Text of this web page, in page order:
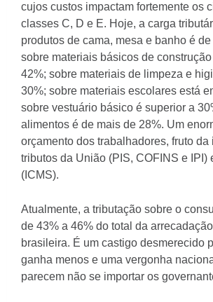
cujos custos impactam fortemente os
classes C, D e E. Hoje, a carga
produtos de cama, mesa e banho é
sobre materiais básicos de
42%; sobre materiais de limpeza e
30%; sobre materiais escolares está
sobre vestuário básico é superior a
alimentos é de mais de 28%. Um
orçamento dos trabalhadores, fruto
tributos da União (PIS, COFINS e IPI)
(ICMS).
Atualmente, a tributação sobre o
de 43% a 46% do total da
brasileira. É um castigo desmerecido
ganha menos e uma vergonha
parecem não se importar os